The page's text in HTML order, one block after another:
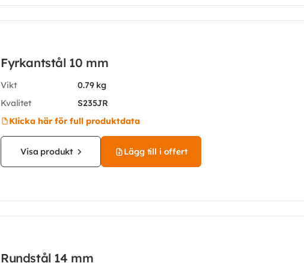
Fyrkantstål 10 mm
Vikt
0.79 kg
Kvalitet
S235JR
Klicka här för full produktdata
Visa produkt Lägg till i offert
Rundstål 14 mm